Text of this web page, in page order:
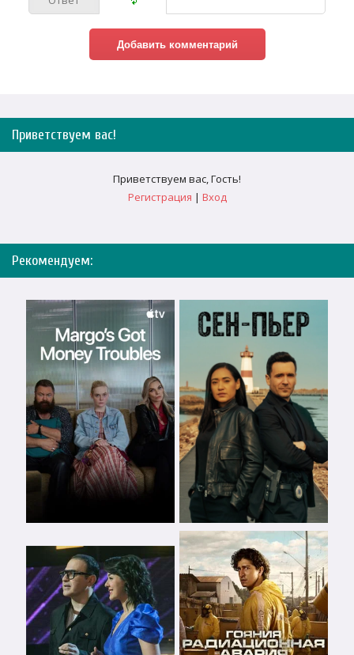
Приветствуем вас!
Приветствуем вас,Гость!
Регистрация | Вход
Рекомендуем: